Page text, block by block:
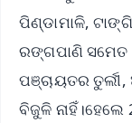
ପିଣ୍ଡାମାଳି,
ରଙ୍ଗପାଣି ସମେତ
ପଞ୍ଚାୟତର
ବିଜୁଳି ନାହିଁ।ହେଲେ